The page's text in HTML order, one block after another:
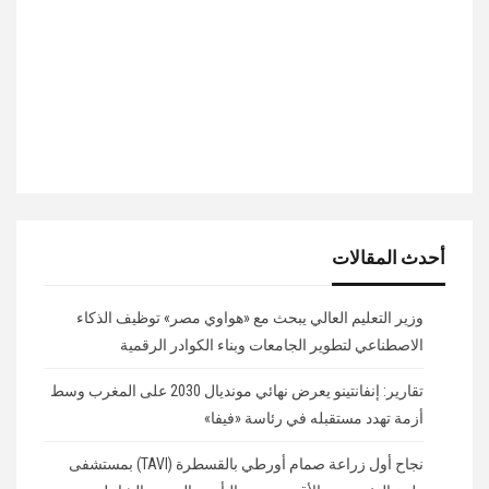
أحدث المقالات
وزير التعليم العالي يبحث مع «هواوي مصر» توظيف الذكاء
الاصطناعي لتطوير الجامعات وبناء الكوادر الرقمية
تقارير: إنفانتينو يعرض نهائي مونديال 2030 على المغرب وسط
أزمة تهدد مستقبله في رئاسة «فيفا»
نجاح أول زراعة صمام أورطي بالقسطرة (TAVI) بمستشفى